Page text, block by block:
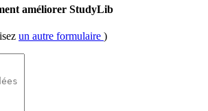
améliorer StudyLib
un autre formulaire )